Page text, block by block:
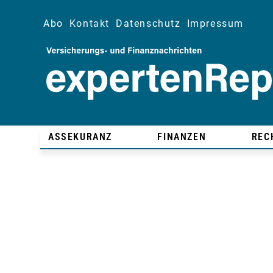
Abo Kontakt Datenschutz Impressum
ASSEKURANZ FINANZEN